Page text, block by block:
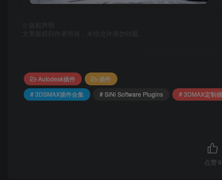
Unite – 重新链接和存档项目，包括您可能在工作中
版权声明
文章版权归作者所有，未经允许请勿转载。
Autodesk插件
插件
# 3DSMAX插件合集
# SiNi Software Plugins # 3DMAX定制
点赞 9